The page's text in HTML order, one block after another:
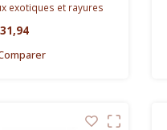
exotiques et rayures